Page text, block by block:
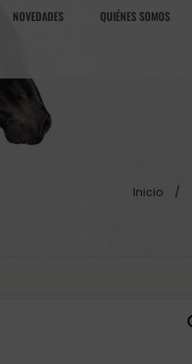
NOVEDADES QUIÉNES SOMOS
Inicio /